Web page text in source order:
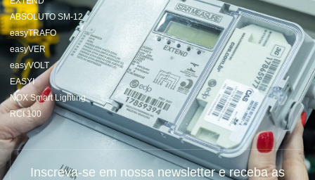
ABSOLUTO SM-12
easyTRAFO
easyVER
easyVOLT
EASYI
NOX Smart Lighting
RCI 100
Inscreva-se em nossa newsletter e receba as